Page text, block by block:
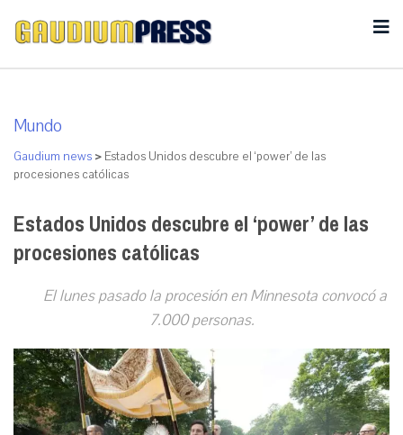
Mundo
Gaudium news > Estados Unidos descubre el ‘power’ de las
procesiones católicas
Estados Unidos descubre el ‘power’ de las
procesiones católicas
El lunes pasado la procesión en Minnesota convocó a
7.000 personas.